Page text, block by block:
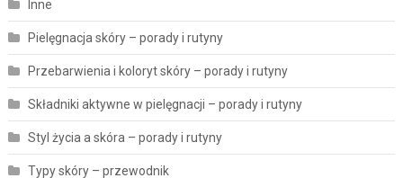
Inne
Pielęgnacja skóry – porady i rutyny
Przebarwienia i koloryt skóry – porady i rutyny
Składniki aktywne w pielęgnacji – porady i rutyny
Styl życia a skóra – porady i rutyny
Typy skóry – przewodnik